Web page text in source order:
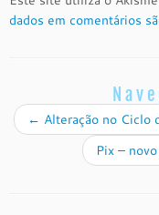
dados em comentários
← Alteração no Ciclo
Pix –